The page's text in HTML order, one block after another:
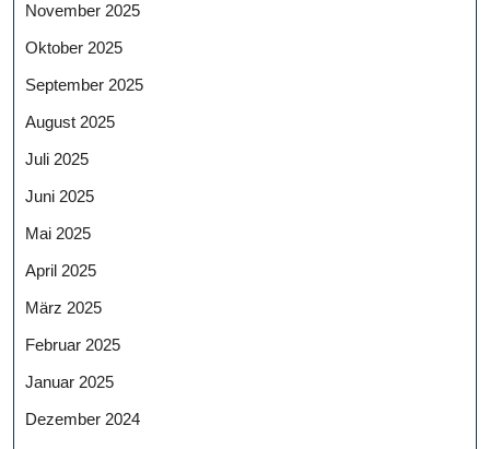
November 2025
Oktober 2025
September 2025
August 2025
Juli 2025
Juni 2025
Mai 2025
April 2025
März 2025
Februar 2025
Januar 2025
Dezember 2024